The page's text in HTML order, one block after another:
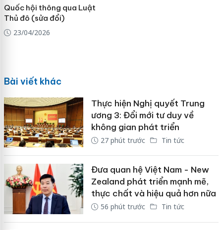
Quốc hội thông qua Luật
Thủ đô (sửa đổi)
23/04/2026
Bài viết khác
Thực hiện Nghị quyết Trung
ương 3: Đổi mới tư duy về
không gian phát triển
27 phút trước Tin tức
Đưa quan hệ Việt Nam - New
Zealand phát triển mạnh mẽ,
thực chất và hiệu quả hơn nữa
56 phút trước Tin tức